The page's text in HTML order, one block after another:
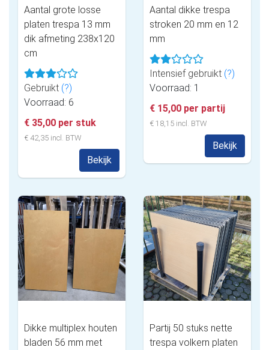
Aantal grote losse
platen trespa 13 mm
dik afmeting 238x120
cm
Gebruikt (?)
Voorraad: 6
€ 35,00 per stuk
€ 42,35 incl. BTW
Bekijk
Aantal dikke trespa
stroken 20 mm en 12
mm
Intensief gebruikt (?)
Voorraad: 1
€ 15,00 per partij
€ 18,15 incl. BTW
Bekijk
Dikke multiplex houten
bladen 56 mm met
Partij 50 stuks nette
trespa volkern platen